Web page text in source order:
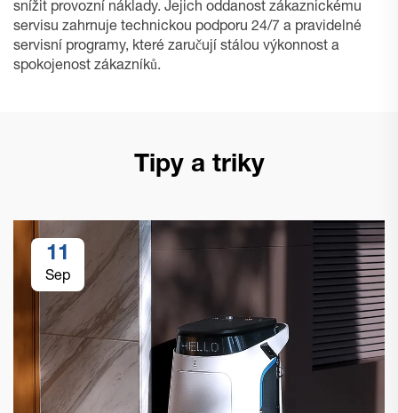
snížit provozní náklady. Jejich oddanost zákaznickému
servisu zahrnuje technickou podporu 24/7 a pravidelné
servisní programy, které zaručují stálou výkonnost a
spokojenost zákazníků.
Tipy a triky
11
Sep